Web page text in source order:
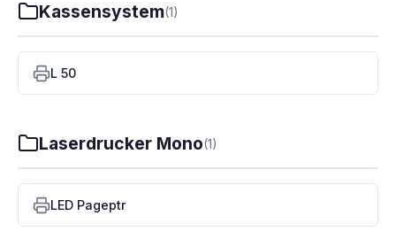
Kassensystem(1)
L 50
Laserdrucker Mono(1)
LED Pageptr